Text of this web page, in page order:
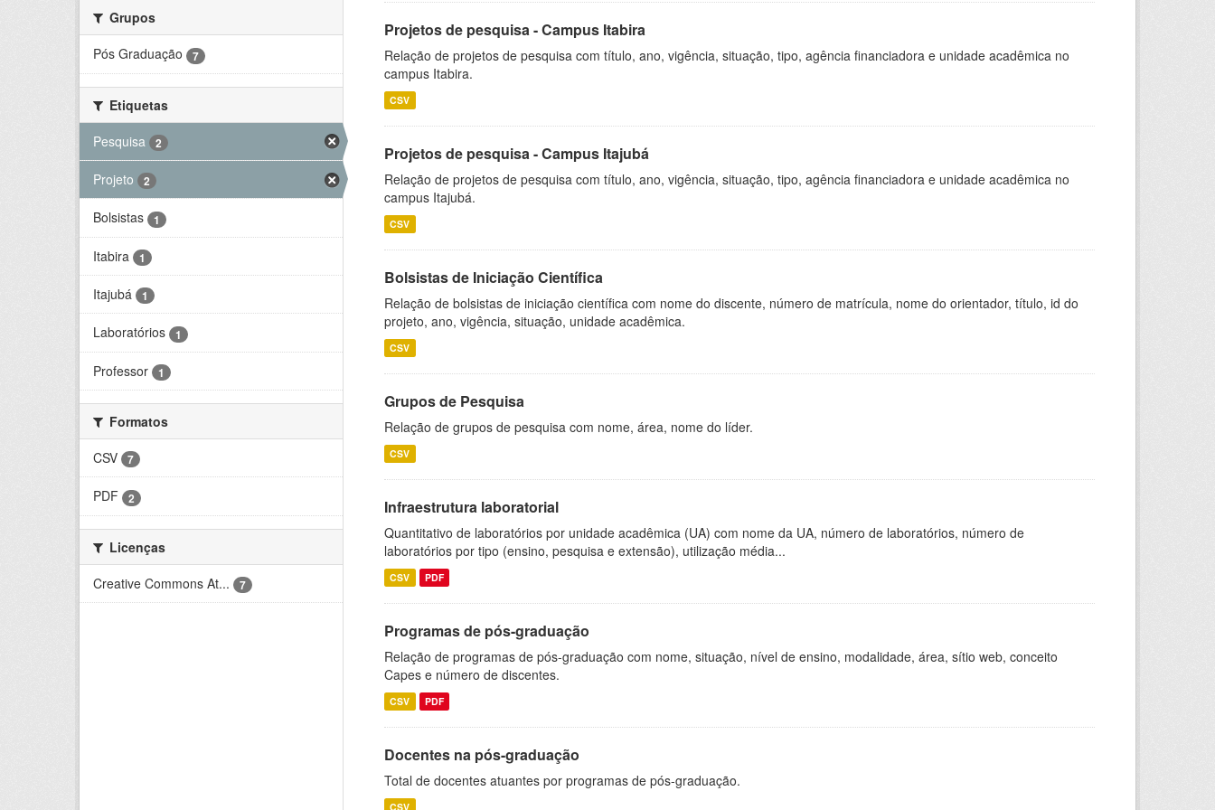
Grupos
Pós Graduação
7
Etiquetas
Pesquisa
2
Projeto 2
Bolsistas 1
Itabira 1
Itajubá 1
Laboratórios 1
Professor 1
Formatos
CSV
7
PDF 2
Licenças
Creative Commons At...
7
Projetos de pesquisa - Campus Itabira
Relação de projetos de pesquisa com título, ano, vigência, situação, tipo, agência financiadora e unidade acadêmica no
campus Itabira.
CSV
Projetos de pesquisa - Campus Itajubá
Relação de projetos de pesquisa com título, ano, vigência, situação, tipo, agência financiadora e unidade acadêmica no
campus Itajubá.
CSV
Bolsistas de Iniciação Científica
Relação de bolsistas de iniciação científica com nome do discente, número de matrícula, nome do orientador, título, id do
projeto, ano, vigência, situação, unidade acadêmica.
CSV
Grupos de Pesquisa
Relação de grupos de pesquisa com nome, área, nome do líder.
CSV
Infraestrutura laboratorial
Quantitativo de laboratórios por unidade acadêmica (UA) com nome da UA, número de laboratórios, número de
laboratórios por tipo (ensino, pesquisa e extensão), utilização média...
CSV PDF
Programas de pós-graduação
Relação de programas de pós-graduação com nome, situação, nível de ensino, modalidade, área, sítio web, conceito
Capes e número de discentes.
CSV PDF
Docentes na pós-graduação
Total de docentes atuantes por programas de pós-graduação.
CSV